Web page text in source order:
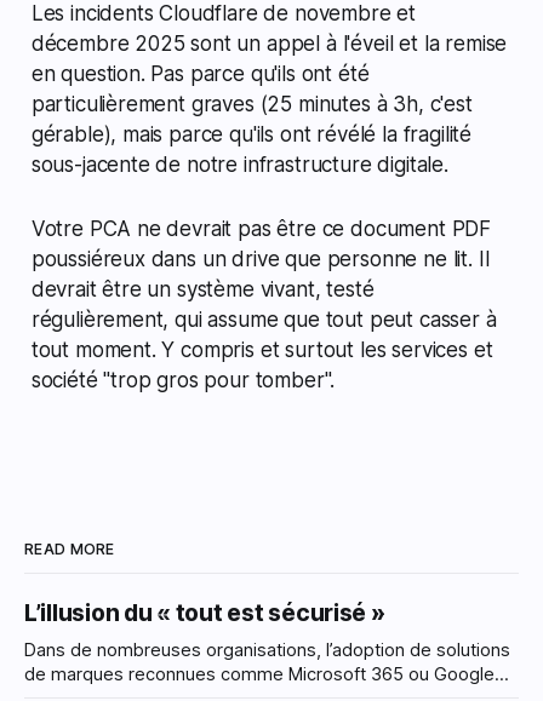
Les incidents Cloudflare de novembre et
décembre 2025 sont un appel à l'éveil et la remise
en question. Pas parce qu'ils ont été
particulièrement graves (25 minutes à 3h, c'est
gérable), mais parce qu'ils ont révélé la fragilité
sous-jacente de notre infrastructure digitale.
Votre PCA ne devrait pas être ce document PDF
poussiéreux dans un drive que personne ne lit. Il
devrait être un système vivant, testé
régulièrement, qui assume que tout peut casser à
tout moment. Y compris et surtout les services et
société "trop gros pour tomber".
READ MORE
L’illusion du « tout est sécurisé »
Dans de nombreuses organisations, l’adoption de solutions
de marques reconnues comme Microsoft 365 ou Google